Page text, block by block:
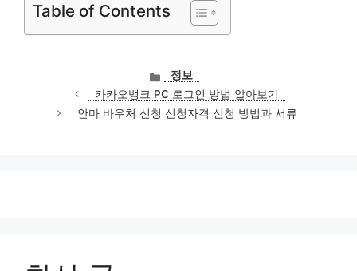
Table of Contents
카
테
고
리
정보
카카오뱅크 PC 로그인 방법 알아보기
안마 바우처 신청 신청자격 신청 방법과 서류